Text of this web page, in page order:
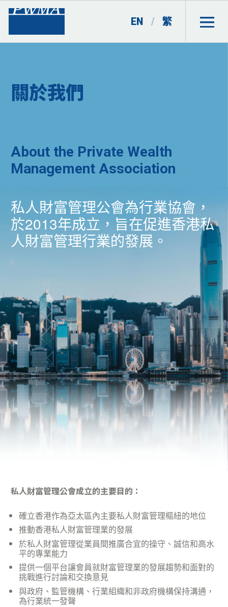
EN / 繁
關於我們
About the Private Wealth
Management Association
私人財富管理公會為行業協會，
於2013年成立，旨在促進香港私
人財富管理行業的發展。
私人財富管理公會成立的主要目的：
確立香港作為亞太區內主要私人財富管理樞紐的地位
推動香港私人財富管理業的發展
於私人財富管理從業員間推廣合宜的操守、誠信和高水
平的專業能力
提供一個平台讓會員就財富管理業的發展趨勢和面對的
挑戰進行討論和交換意見
與政府、監管機構、行業組織和非政府機構保持溝通，
為行業統一發聲